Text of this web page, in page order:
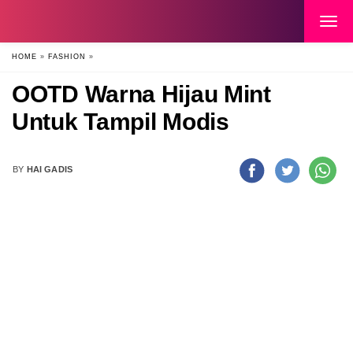
HOME » FASHION »
OOTD Warna Hijau Mint
Untuk Tampil Modis
BY HAI GADIS